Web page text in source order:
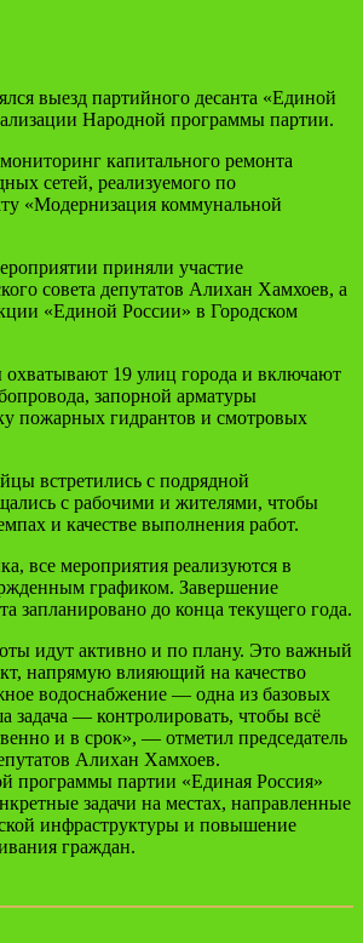
выезд партийного десанта «Единой
Народной программы партии.
капитального ремонта
сетей, реализуемого по
«Модернизация коммунальной
приняли участие
совета депутатов Алихан Хамхоев, а
«Единой России» в Городском
19 улиц города и включают
запорной арматуры
пожарных гидрантов и смотровых
встретились с подрядной
с рабочими и жителями, чтобы
и качестве выполнения работ.
все мероприятия реализуются в
графиком. Завершение
запланировано до конца текущего года.
идут активно и по плану. Это важный
напрямую влияющий на качество
водоснабжение — одна из базовых
задача — контролировать, чтобы всё
и в срок», — отметил председатель
Алихан Хамхоев.
программы партии «Единая Россия»
задачи на местах, направленные
инфраструктуры и повышение
граждан.